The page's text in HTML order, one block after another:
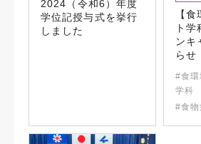
2024（令和6）年度
学位記授与式を挙行
しました
【
ト
ンキ
らせ
#食環
学科
#食